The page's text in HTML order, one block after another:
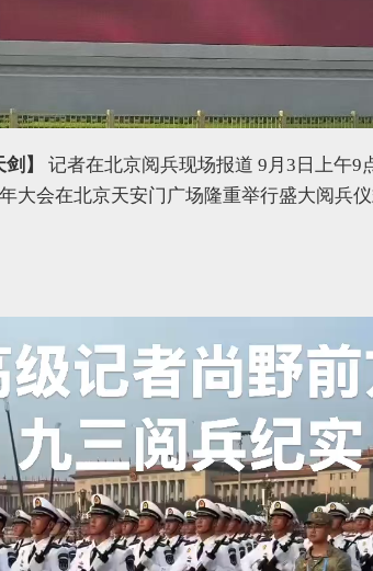
剑 】
记者在北京阅兵现场报道 9月3日上午9
大会在北京天安门广场隆重举行盛大阅兵